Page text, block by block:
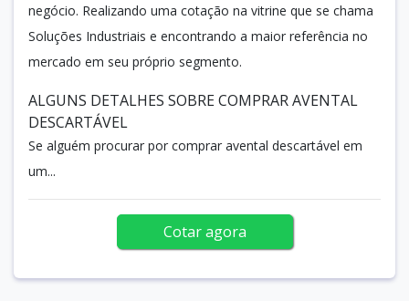
negócio. Realizando uma cotação na vitrine que se chama
Soluções Industriais e encontrando a maior referência no
mercado em seu próprio segmento.
ALGUNS DETALHES SOBRE COMPRAR AVENTAL
DESCARTÁVEL
Se alguém procurar por comprar avental descartável em
um...
Cotar agora